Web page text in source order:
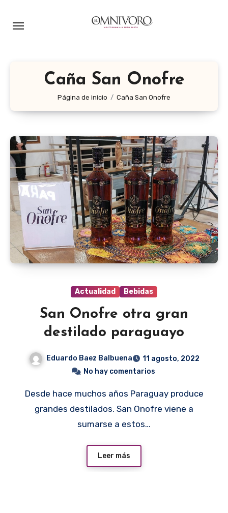
Caña San Onofre
Página de inicio Caña San Onofre
Actualidad Bebidas
San Onofre otra gran
destilado paraguayo
Eduardo Baez Balbuena
11 agosto, 2022
No hay comentarios
Desde hace muchos años Paraguay produce
grandes destilados. San Onofre viene a
sumarse a estos…
Leer más